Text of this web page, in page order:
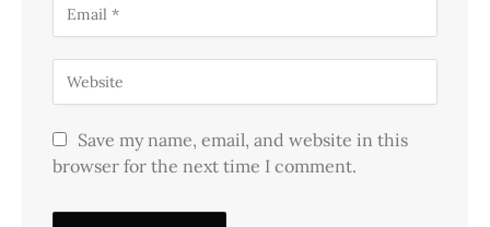
Save my name, email, and website in this
browser for the next time I comment.